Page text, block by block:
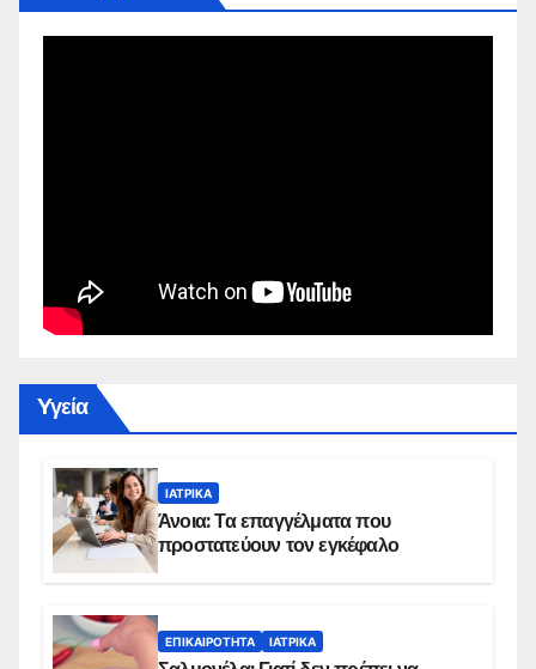
Yγεία
ΙΑΤΡΙΚΆ
Άνοια: Τα επαγγέλματα που
προστατεύουν τον εγκέφαλο
ΕΠΙΚΑΙΡΌΤΗΤΑ ΙΑΤΡΙΚΆ